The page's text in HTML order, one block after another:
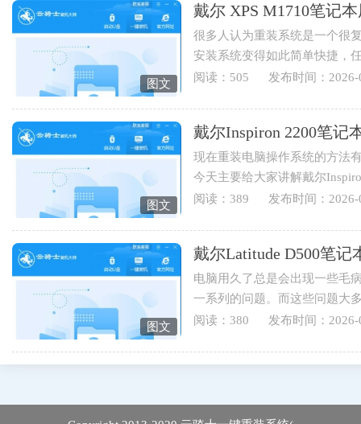
图文
戴尔 XPS M1710笔记
很多人认为重装系统是一个很
安装系统变得如此简单快捷，
装系统，下面就为您讲解戴...
阅读：505 发布时间：2026-
图文
戴尔Inspiron 2200笔记
现在重装电脑操作系统的方法
今天主要给大家讲解戴尔
伴可以学起来哟。1.打开云骑
阅读：389 发布时间：2026-
图文
戴尔Latitude D500笔
电脑用久了总是会出现一些毛
一系列的问题。而这些问题大
于戴尔Latitude D500笔记本用...
阅读：380 发布时间：2026-